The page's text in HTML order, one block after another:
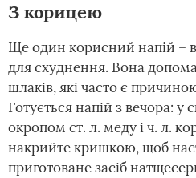
З корицею
Ще один корисний напій –
для схуднення. Вона
шлаків, які часто є
Готується напій з вечора: у
окропом ст. л. меду і ч. л.
накрийте кришкою, щоб
приготоване засіб